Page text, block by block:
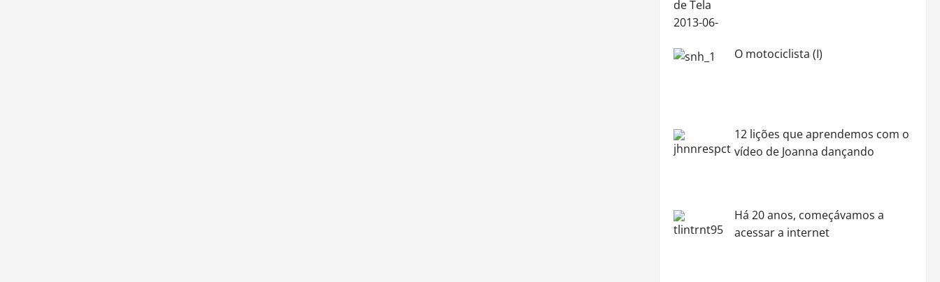
O motociclista (I)
12 lições que aprendemos com o
vídeo de Joanna dançando
Há 20 anos, começávamos a
acessar a internet